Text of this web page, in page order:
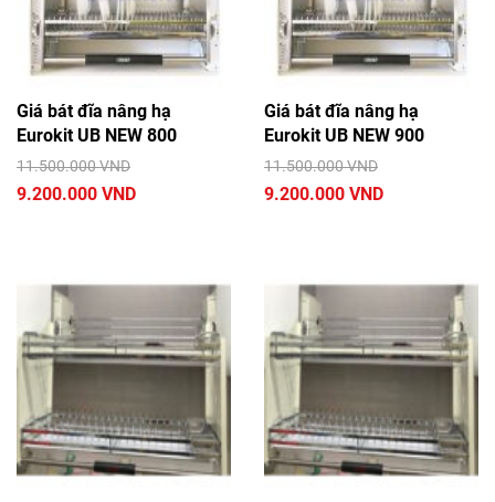
Giá bát đĩa nâng hạ
Eurokit UB NEW 800
11.500.000 VND
9.200.000 VND
Giá bát đĩa nâng hạ
Eurokit UB NEW 900
11.500.000 VND
9.200.000 VND